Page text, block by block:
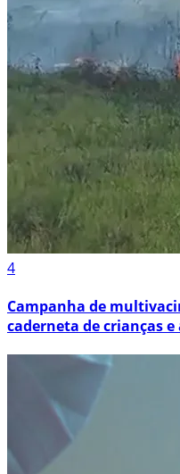
4
Campanha de
caderneta de crianças e